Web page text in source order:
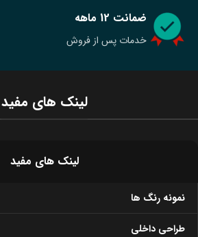
ضمانت 12 ماهه
خدمات پس از فروش
لینک های مفید
لینک های مفید
نمونه رنگ ها
طراحی داخلی